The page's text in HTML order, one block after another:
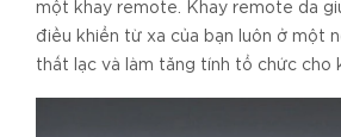
một khay remote. Khay remote da
điều khiển từ xa của bạn luôn ở một
thất lạc và làm tăng tính tổ chức cho